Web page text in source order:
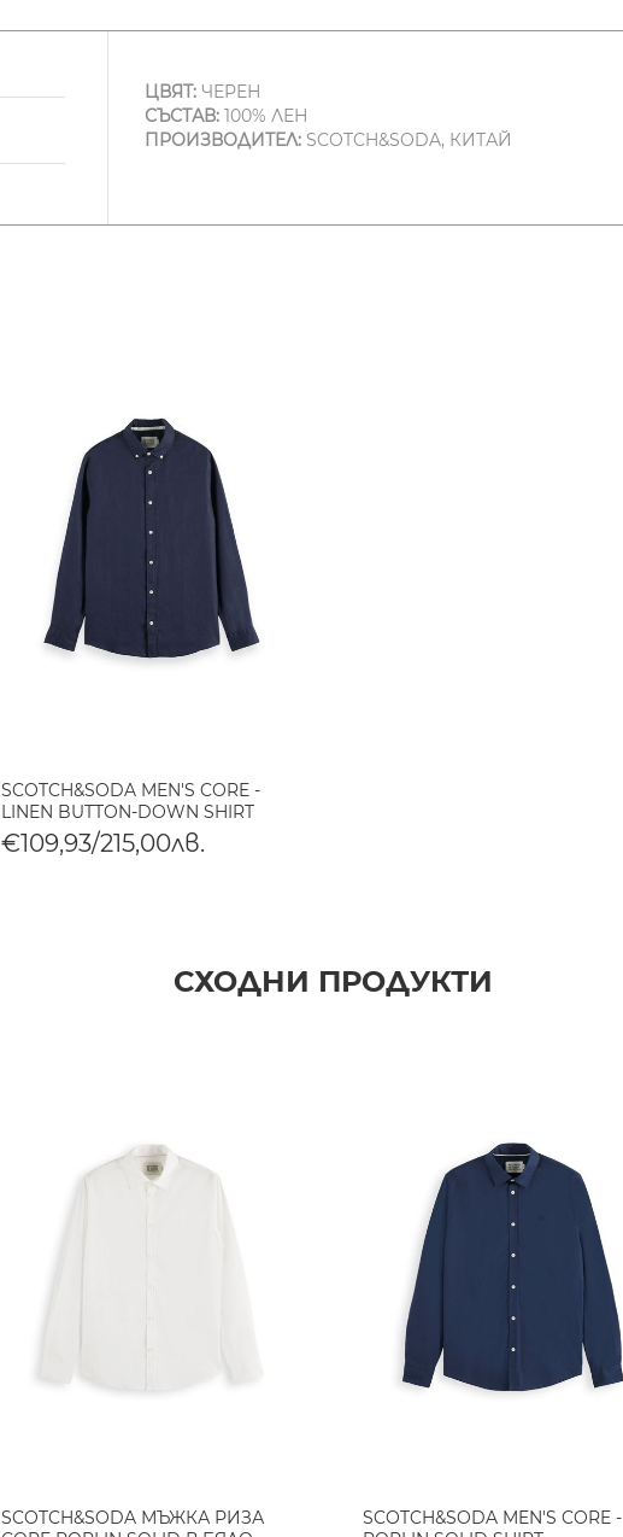
ЦВЯТ:ЧЕРЕН
СЪСТАВ:100% ЛЕН
ПРОИЗВОДИТЕЛ:SCOTCH&SODA, КИТАЙ
SCOTCH&SODA MEN'S CORE -
LINEN BUTTON-DOWN SHIRT
€109,93/215,00лв.
СХОДНИ ПРОДУКТИ
SCOTCH&SODA МЪЖКА РИЗА
SCOTCH&SODA MEN'S CORE -